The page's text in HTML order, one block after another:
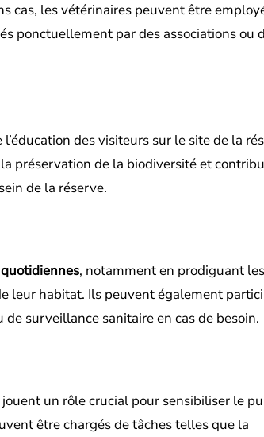
cas, les vétérinaires peuvent être
ponctuellement par des associations ou
des visiteurs sur le site de la
préservation de la biodiversité et
de la réserve.
, notamment en prodiguant les
leur habitat. Ils peuvent également
surveillance sanitaire en cas de besoin.
un rôle crucial pour sensibiliser le
être chargés de tâches telles que la